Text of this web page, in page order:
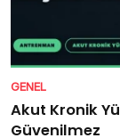
GENEL
Akut Kronik
Güvenilmez